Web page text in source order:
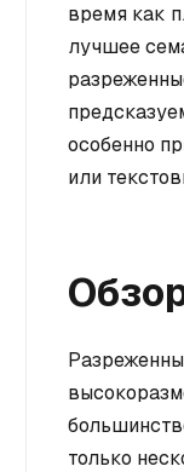
время как
лучшее
особенно
или
только